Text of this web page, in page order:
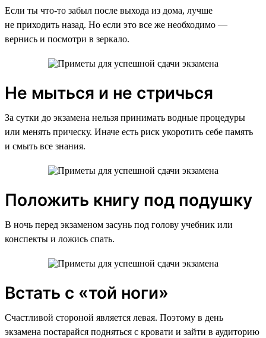
Если ты что-то забыл после выхода из дома, лучше
не приходить назад. Но если это все же необходимо —
вернись и посмотри в зеркало.
Не мыться и не стричься
За сутки до экзамена нельзя принимать водные процедуры
или менять прическу. Иначе есть риск укоротить себе память
и смыть все знания.
Положить книгу под подушку
В ночь перед экзаменом засунь под голову учебник или
конспекты и ложись спать.
Встать с «той ноги»
Счастливой стороной является левая. Поэтому в день
экзамена постарайся подняться с кровати и зайти в аудиторию